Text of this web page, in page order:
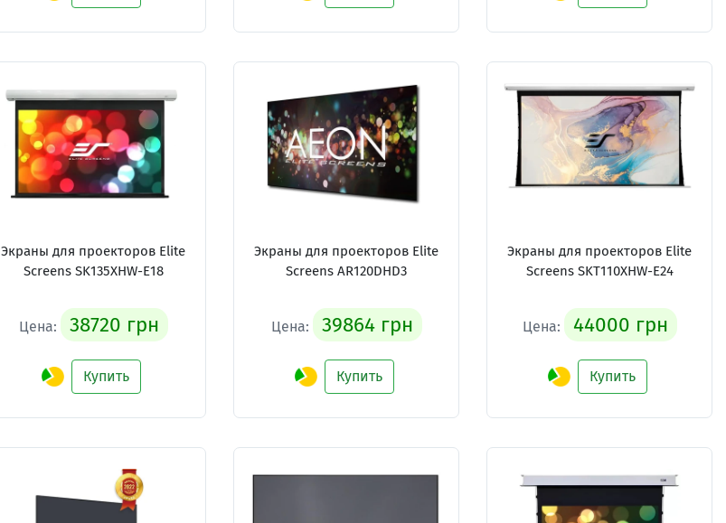
Экраны для проекторов Elite
Screens SK135XHW-E18
Цена: 38720 грн
Купить
Экраны для проекторов Elite
Screens AR120DHD3
Цена: 39864 грн
Купить
Экраны для проекторов Elite
Screens SKT110XHW-E24
Цена: 44000 грн
Купить